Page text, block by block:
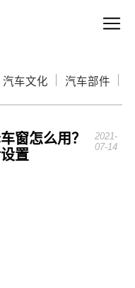
汽车文化 汽车部件
窗怎么用？
置
2021-
07-14